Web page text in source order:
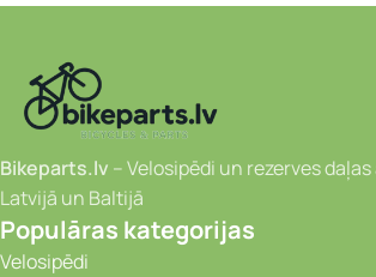
Bikeparts.lv – Velosipēdi un rezerves
Latvijā un Baltijā
Populāras kategorijas
Velosipēdi